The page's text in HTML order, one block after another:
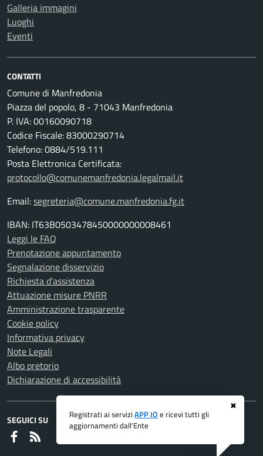
✖
Registrati ai serviziAPP IO e ricevi tutti gli
aggiornamenti dall'Ente
Galleria immagini
Luoghi
Eventi
CONTATTI
Comune di Manfredonia
Piazza del popolo, 8 - 71043 Manfredonia
P. IVA: 00160090718
Codice Fiscale: 83000290714
Telefono: 0884/519.111
Posta Elettronica Certificata:
protocollo@comunemanfredonia.legalmail.it
Email:segreteria@comune.manfredonia.fg.it
IBAN: IT63B0503478450000000008461
Leggi le FAQ
Prenotazione appuntamento
Segnalazione disservizio
Richiesta d'assistenza
Attuazione misure PNRR
Amministrazione trasparente
Cookie policy
Informativa privacy
Note Legali
Albo pretorio
Dichiarazione di accessibilità
SEGUICI SU
Faceboook